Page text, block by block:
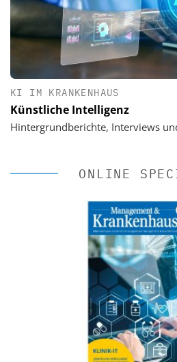
KI IM KRANKENHAUS
Künstliche Intelligenz
Hintergrundberichte, Interviews
ONLINE